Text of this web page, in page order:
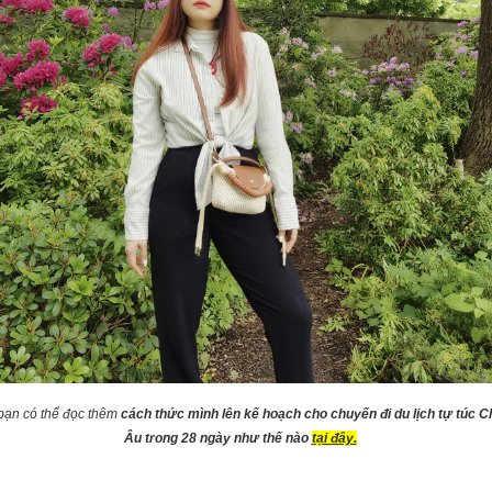
có thể đọc thêm cách thức mình lên kế hoạch cho chuyến đi du lịch tự túc
Âu trong 28 ngày như thế nào tại đây.